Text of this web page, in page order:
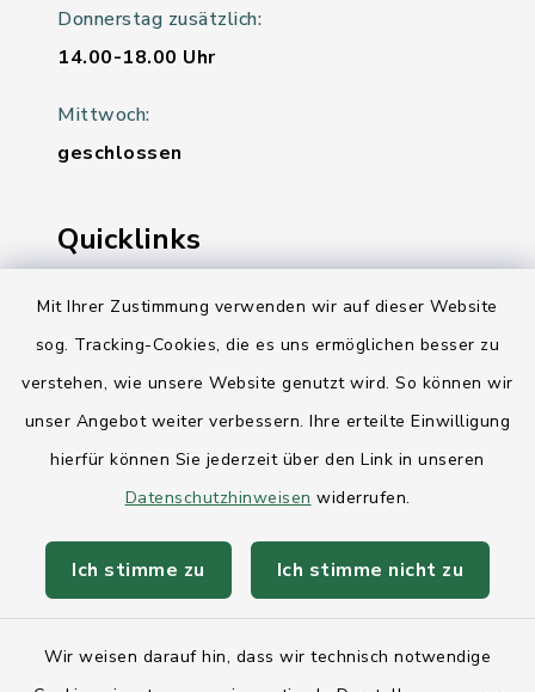
Mit Ihrer Zustimmung verwenden wir auf dieser Website
sog. Tracking-Cookies, die es uns ermöglichen besser zu
verstehen, wie unsere Website genutzt wird. So können wir
unser Angebot weiter verbessern. Ihre erteilte Einwilligung
hierfür können Sie jederzeit über den Link in unseren
Datenschutzhinweisen widerrufen.
Ich stimme zu Ich stimme nicht zu
Wir weisen darauf hin, dass wir technisch notwendige
Donnerstag zusätzlich:
14.00-18.00 Uhr
Mittwoch:
geschlossen
Quicklinks
Ihre Behördennummer 115
Landesregierung Schleswig-Holstein
AktivRegion Mittelholstein